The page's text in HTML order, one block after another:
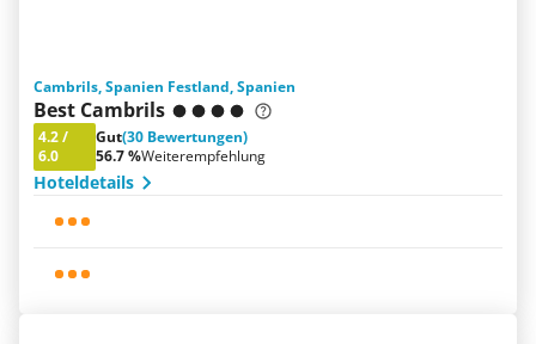
Cambrils, Spanien Festland, Spanien
Best Cambrils
4.2/
6.0
Gut(30 Bewertungen)
56.7 %Weiterempfehlung
Hoteldetails